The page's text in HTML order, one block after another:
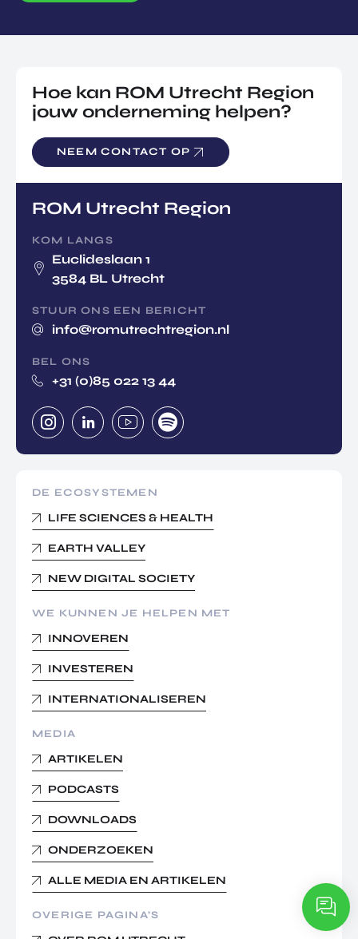
Hoe kan ROM Utrecht Region
jouw onderneming helpen?
NEEM CONTACT OP
ROM Utrecht Region
KOM LANGS
Euclideslaan 1
3584 BL Utrecht
STUUR ONS EEN BERICHT
info@romutrechtregion.nl
BEL ONS
+31 (0)85 022 13 44
DE ECOSYSTEMEN
LIFE SCIENCES & HEALTH
EARTH VALLEY
NEW DIGITAL SOCIETY
WE KUNNEN JE HELPEN MET
INNOVEREN
INVESTEREN
INTERNATIONALISEREN
MEDIA
ARTIKELEN
PODCASTS
DOWNLOADS
ONDERZOEKEN
ALLE MEDIA EN ARTIKELEN
OVERIGE PAGINA’S